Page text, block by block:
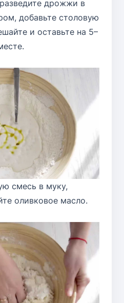
дрожжи в
добавьте столовую
и оставьте на 5–
смесь в муку,
оливковое масло.